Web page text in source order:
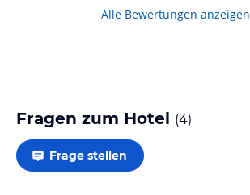
Alle Bewertungen anzeigen
Fragen zum Hotel (4)
Frage stellen